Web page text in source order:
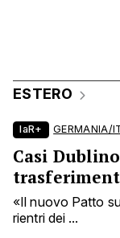
ESTERO
laR+ GERMANIA/
Casi
«Il nuovo Patto
rientri dei ...